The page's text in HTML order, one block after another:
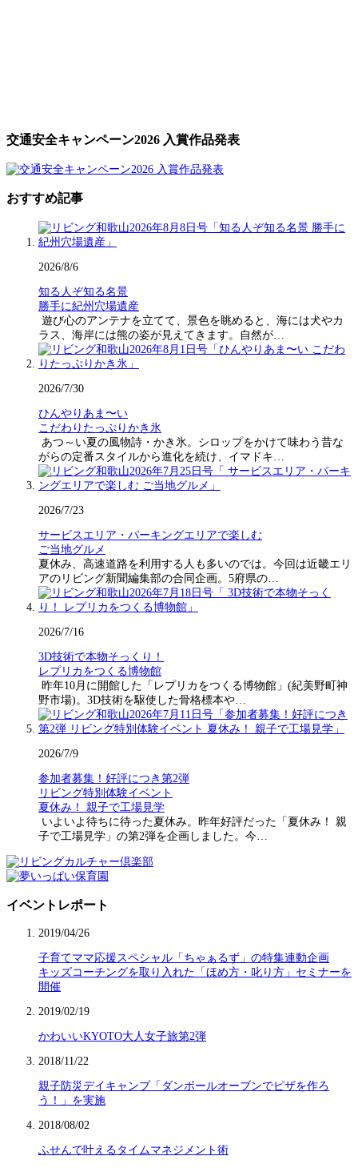
交通安全キャンペーン2026 入賞作品発表
おすすめ記事
2026/8/6
知る人ぞ知る名景
勝手に紀州穴場遺産
遊び心のアンテナを立てて、景色を眺めると、海には犬やカ
ラス、海岸には熊の姿が見えてきます。自然が…
2026/7/30
ひんやりあま〜い
こだわりたっぷりかき氷
あつ～い夏の風物詩・かき氷。シロップをかけて味わう昔な
がらの定番スタイルから進化を続け、イマドキ…
2026/7/23
サービスエリア・パーキングエリアで楽しむ
ご当地グルメ
夏休み、高速道路を利用する人も多いのでは。今回は近畿エリ
アのリビング新聞編集部の合同企画。5府県の…
2026/7/16
3D技術で本物そっくり！
レプリカをつくる博物館
昨年10月に開館した「レプリカをつくる博物館」(紀美野町神
野市場)。3D技術を駆使した骨格標本や…
2026/7/9
参加者募集！好評につき第2弾
リビング特別体験イベント
夏休み！ 親子で工場見学
いよいよ待ちに待った夏休み。昨年好評だった「夏休み！ 親
子で工場見学」の第2弾を企画しました。今…
イベントレポート
2019/04/26
子育てママ応援スペシャル「ちゃぁるず」の特集連動企画
キッズコーチングを取り入れた「ほめ方・叱り方」セミナーを
開催
2019/02/19
かわいいKYOTO大人女子旅第2弾
2018/11/22
親子防災デイキャンプ「ダンボールオーブンでピザを作ろ
う！」を実施
2018/08/02
ふせんで叶えるタイムマネジメント術